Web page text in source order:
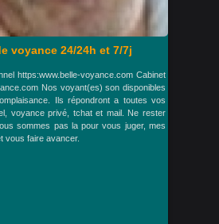
voyance 24/24h et 7/7j
https:www.belle-voyance.com Cabinet
Nos voyant(es) son disponibles
Ils répondront a toutes vos
voyance privé, tchat et mail. Ne rester
sommes pas la pour vous juger, mes
vous faire avancer.